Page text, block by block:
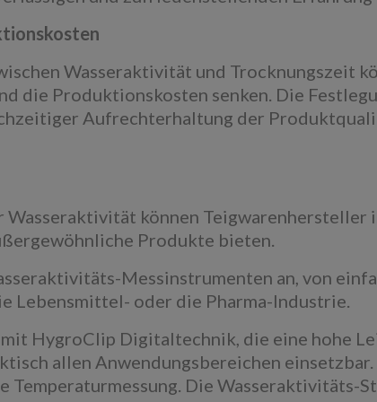
Wasseraktivität und Trocknungszeit
die Produktionskosten senken. Die
Aufrechterhaltung der
können
Produkte bieten.
Messinstrumenten an, von
Lebensmittel- oder die Pharma-Industrie.
HygroClip Digitaltechnik, die eine hohe
allen Anwendungsbereichen
Temperaturmessung. Die Wasseraktivitäts-